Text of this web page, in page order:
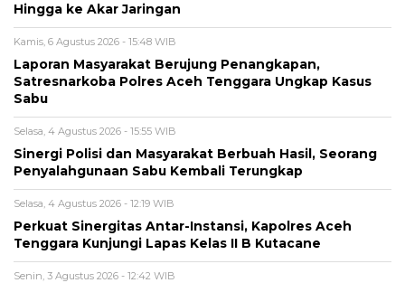
Hingga ke Akar Jaringan
Kamis, 6 Agustus 2026 - 15:48 WIB
Laporan Masyarakat Berujung Penangkapan,
Satresnarkoba Polres Aceh Tenggara Ungkap Kasus
Sabu
Selasa, 4 Agustus 2026 - 15:55 WIB
Sinergi Polisi dan Masyarakat Berbuah Hasil, Seorang
Penyalahgunaan Sabu Kembali Terungkap
Selasa, 4 Agustus 2026 - 12:19 WIB
Perkuat Sinergitas Antar-Instansi, Kapolres Aceh
Tenggara Kunjungi Lapas Kelas II B Kutacane
Senin, 3 Agustus 2026 - 12:42 WIB